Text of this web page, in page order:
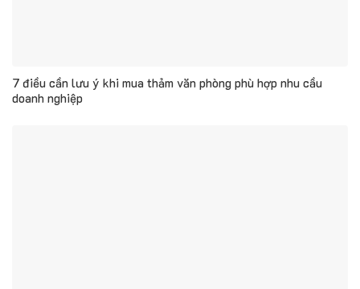
7 điều cần lưu ý khi mua thảm văn phòng phù hợp nhu cầu
doanh nghiệp